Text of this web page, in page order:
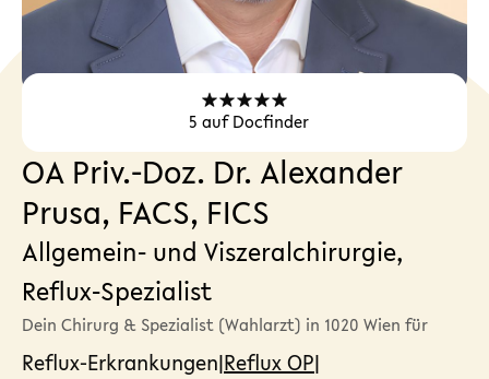
5 auf Docfinder
OA Priv.-Doz. Dr. Alexander
Prusa, FACS, FICS
Allgemein- und Viszeralchirurgie,
Reflux-Spezialist
Dein Chirurg & Spezialist (Wahlarzt) in 1020 Wien für
Reflux-Erkrankungen|Reflux OP|